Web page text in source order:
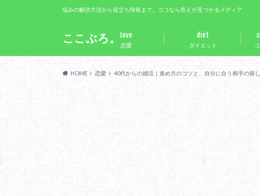
ここぶろ。
悩みの解決方法から役立ち情報まで。ココなら答えが見つかるメディア
恋愛
love
ダイエット
diet
HOME 恋愛 40代からの婚活｜進め方のコツと、自分に合う相手の探